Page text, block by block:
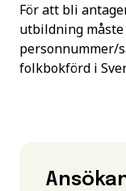
För att bli
utbildning
personnummer/
folkbokförd i